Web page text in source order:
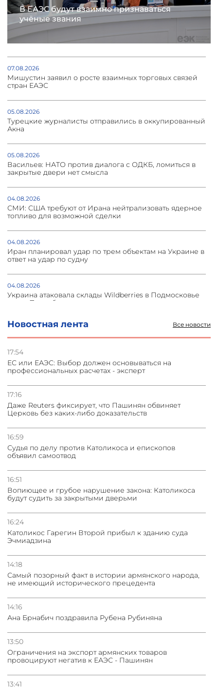
Новостная лента Все новости
17:54
ЕС или ЕАЭС: Выбор должен основываться на
профессиональных расчетах - эксперт
17:16
Даже Reuters фиксирует, что Пашинян обвиняет
Церковь без каких-либо доказательств
16:59
Судья по делу против Католикоса и епископов
объявил самоотвод
16:51
Вопиющее и грубое нарушение закона: Католикоса
будут судить за закрытыми дверьми
16:24
Католикос Гарегин Второй прибыл к зданию суда
Эчмиадзина
14:18
Самый позорный факт в истории армянского народа,
не имеющий исторического прецедента
14:16
Ана Брнабич поздравила Рубена Рубиняна
13:50
Oграничения на экспорт армянских товаров
провоцируют негатив к ЕАЭС - Пашинян
13:41
В ЕАЭС будут взаимно признаваться
учёные звания
07.08.2026
Мишустин заявил о росте взаимных торговых связей
стран ЕАЭС
05.08.2026
Турецкие журналисты отправились в оккупированный
Акна
05.08.2026
Васильев: НАТО против диалога с ОДКБ, ломиться в
закрытые двери нет смысла
04.08.2026
СМИ: США требуют от Ирана нейтрализовать ядерное
топливо для возможной сделки
04.08.2026
Иран планировал удар по трем объектам на Украине в
ответ на удар по судну
04.08.2026
Украина атаковала склады Wildberries в Подмосковье
и под Петербургом
03.08.2026
Стратегия безопасности ОДКБ допускает применение
03.08.2026
31.07.2026
погрануправления СНБ Армении в Тбилиси